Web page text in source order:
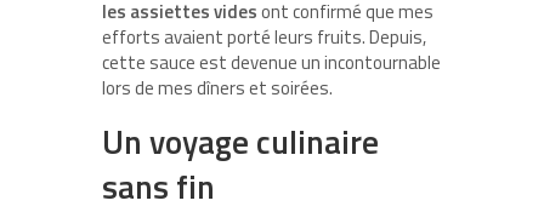
les assiettes videsont confirmé que mes
efforts avaient porté leurs fruits. Depuis,
cette sauce est devenue un incontournable
lors de mes dîners et soirées.
Un voyage culinaire
sans fin